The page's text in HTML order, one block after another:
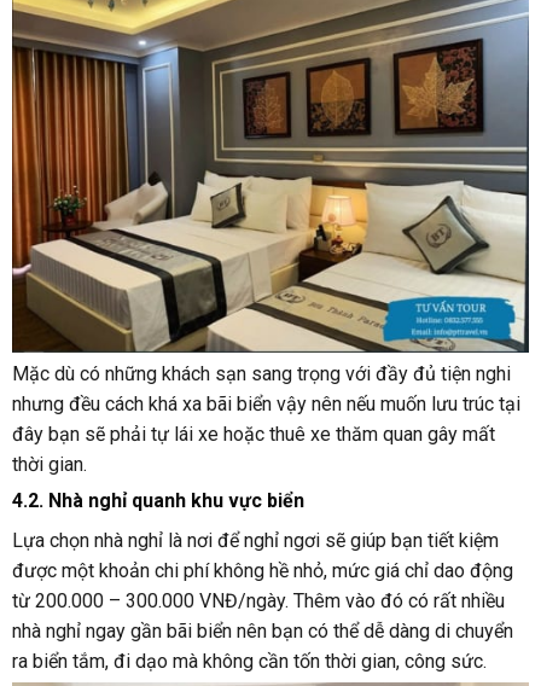
Mặc dù có những khách sạn sang trọng với đầy đủ tiện nghi
nhưng đều cách khá xa bãi biển vậy nên nếu muốn lưu trúc tại
đây bạn sẽ phải tự lái xe hoặc thuê xe thăm quan gây mất
thời gian.
4.2. Nhà nghỉ quanh khu vực biển
Lựa chọn nhà nghỉ là nơi để nghỉ ngơi sẽ giúp bạn tiết kiệm
được một khoản chi phí không hề nhỏ, mức giá chỉ dao động
từ 200.000 – 300.000 VNĐ/ngày. Thêm vào đó có rất nhiều
nhà nghỉ ngay gần bãi biển nên bạn có thể dễ dàng di chuyển
ra biển tắm, đi dạo mà không cần tốn thời gian, công sức.